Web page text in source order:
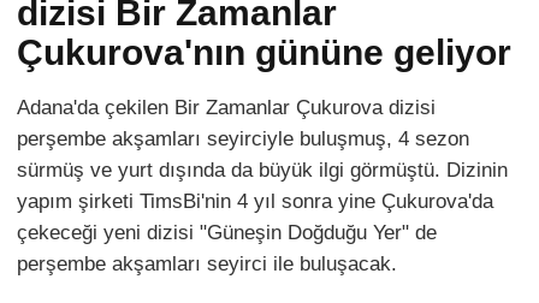
dizisi Bir Zamanlar
Çukurova'nın gününe geliyor
Adana'da çekilen Bir Zamanlar Çukurova dizisi
perşembe akşamları seyirciyle buluşmuş, 4 sezon
sürmüş ve yurt dışında da büyük ilgi görmüştü. Dizinin
yapım şirketi TimsBi'nin 4 yıl sonra yine Çukurova'da
çekeceği yeni dizisi "Güneşin Doğduğu Yer" de
perşembe akşamları seyirci ile buluşacak.